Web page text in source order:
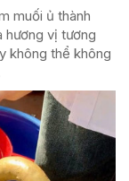
muối ủ thành
hương vị tương
không thể không